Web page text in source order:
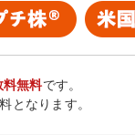
料無料です。
となります。